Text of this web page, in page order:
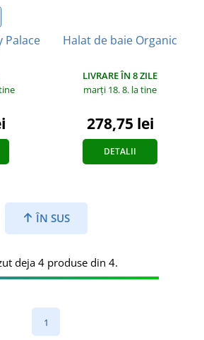
Palace Halat de baie Organic
LIVRARE ÎN 8 ZILE
marți 18. 8. la tine
278,75 lei
DETALII
ÎN SUS
deja 4 produse din 4.
1